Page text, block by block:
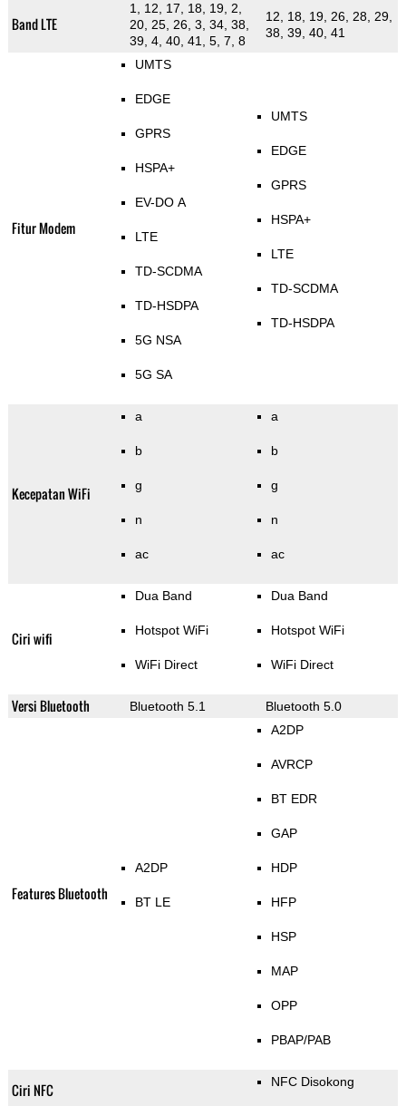
Band LTE
1, 12, 17, 18, 19, 2,
20, 25, 26, 3, 34, 38,
39, 4, 40, 41, 5, 7, 8
12, 18, 19, 26, 28, 29,
38, 39, 40, 41
Fitur Modem
UMTS
EDGE
GPRS
HSPA+
EV-DO A
LTE
TD-SCDMA
TD-HSDPA
5G NSA
5G SA
UMTS
EDGE
GPRS
HSPA+
LTE
TD-SCDMA
TD-HSDPA
Kecepatan WiFi
a
b
g
n
ac
a
b
g
n
ac
Ciri wifi
Dua Band
Hotspot WiFi
WiFi Direct
Dua Band
Hotspot WiFi
WiFi Direct
Versi Bluetooth Bluetooth 5.1 Bluetooth 5.0
Features Bluetooth
A2DP
BT LE
A2DP
AVRCP
BT EDR
GAP
HDP
HFP
HSP
MAP
OPP
PBAP/PAB
Ciri NFC NFC Disokong